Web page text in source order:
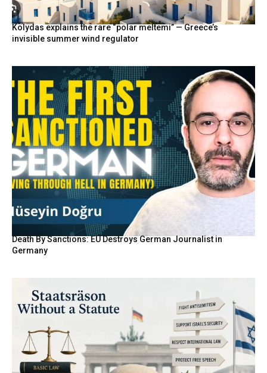
Kolydas explains the rare “polar meltemi” — Greece’s
invisible summer wind regulator
Death By Sanctions: EU Destroys German Journalist in
Germany